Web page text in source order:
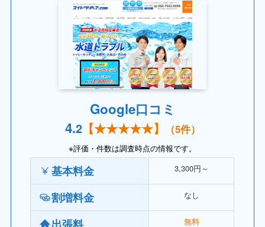
Google口コミ
4.2【★★★★★】 （5件）
※評価・件数は調査時点の情報です。
基本料金 3,300円～
割増料金 なし
出張料 無料